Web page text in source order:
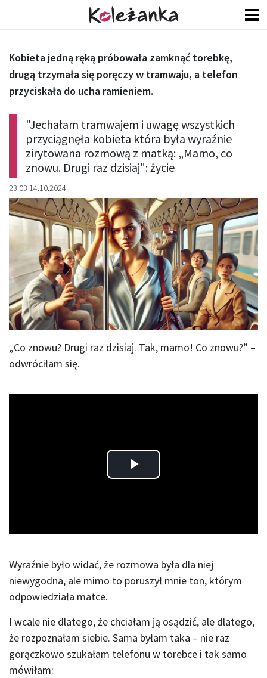
"Jechałam tramwajem i uwagę wszystkich
przyciągnęła kobieta która była wyraźnie
zirytowana rozmową z matką: „Mamo, co
znowu. Drugi raz dzisiaj": życie
23:03 14.10.2024
Kobieta jedną ręką próbowała zamknąć torebkę,
drugą trzymała się poręczy w tramwaju, a telefon
przyciskała do ucha ramieniem.
„Co znowu? Drugi raz dzisiaj. Tak, mamo! Co znowu?” –
odwróciłam się.
Play
Wyraźnie było widać, że rozmowa była dla niej
niewygodna, ale mimo to poruszył mnie ton, którym
odpowiedziała matce.
I wcale nie dlatego, że chciałam ją osądzić, ale dlatego,
że rozpoznałam siebie. Sama byłam taka – nie raz
gorączkowo szukałam telefonu w torebce i tak samo
mówiłam: